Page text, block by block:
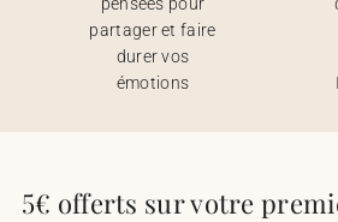
partager et faire
durer vos
émotions
5€ offerts sur votre